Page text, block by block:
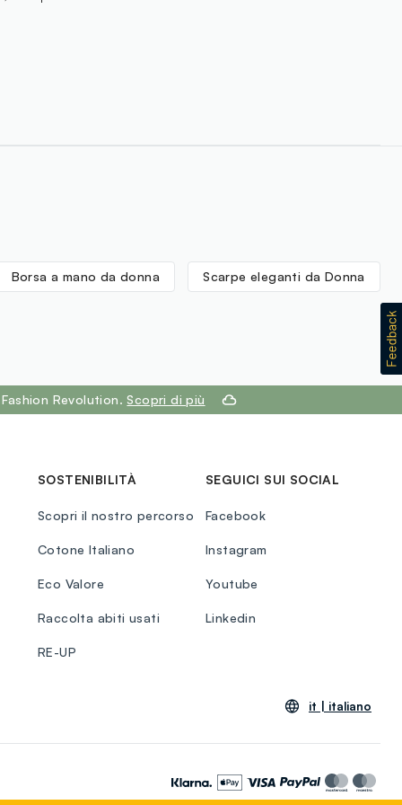
Borsa a mano da donna Scarpe eleganti da Donna
Revolution. Scopri di più
SOSTENIBILITÀ
Scopri il nostro percorso
Cotone Italiano
Eco Valore
Raccolta abiti usati
RE-UP
SEGUICI SUI SOCIAL
Facebook
Instagram
Youtube
Linkedin
it | italiano